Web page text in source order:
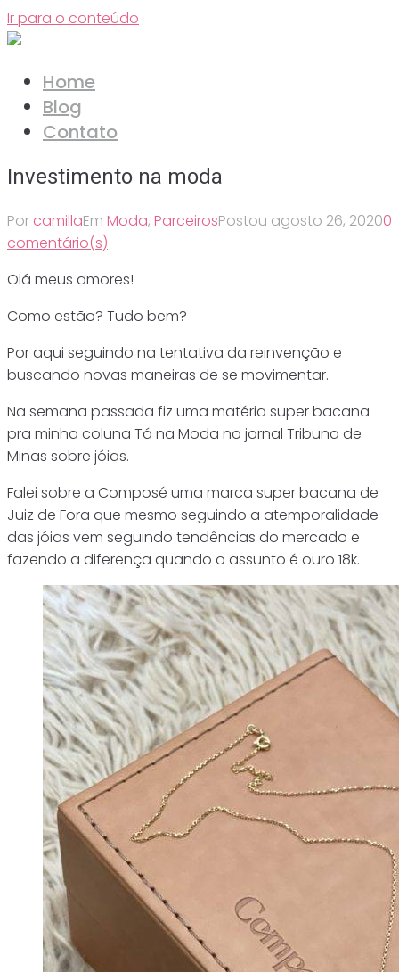
Ir para o conteúdo
Home
Blog
Contato
Investimento na moda
Por camillaEm Moda, ParceirosPostou agosto 26, 20200
comentário(s)
Olá meus amores!
Como estão? Tudo bem?
Por aqui seguindo na tentativa da reinvenção e
buscando novas maneiras de se movimentar.
Na semana passada fiz uma matéria super bacana
pra minha coluna Tá na Moda no jornal Tribuna de
Minas sobre jóias.
Falei sobre a Composé uma marca super bacana de
Juiz de Fora que mesmo seguindo a atemporalidade
das jóias vem seguindo tendências do mercado e
fazendo a diferença quando o assunto é ouro 18k.